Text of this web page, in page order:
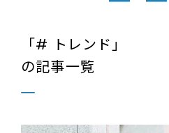
「# トレンド」
の記事一覧